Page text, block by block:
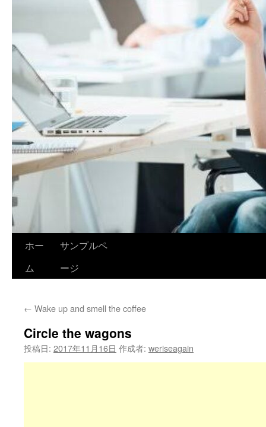
ホー
ム
サンプルペ
ージ
← Wake up and smell the coffee
Circle the wagons
投稿日: 2017年11月16日 作成者: weriseagain